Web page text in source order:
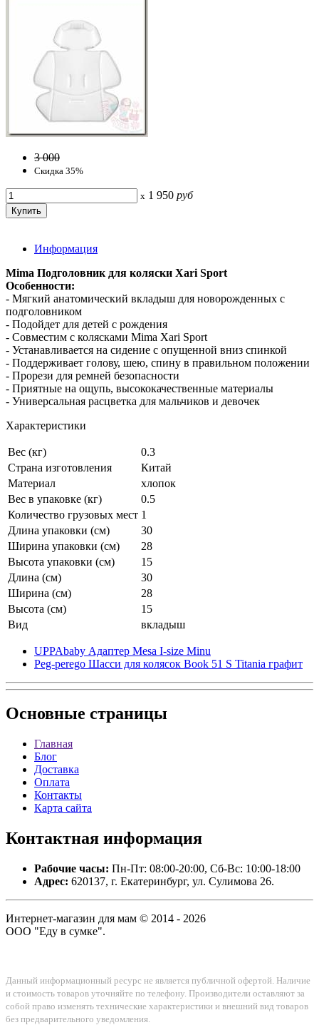
3 000
Скидка 35%
x 1 950 руб
Информация
Mima Подголовник для коляски Xari Sport
Особенности:
- Мягкий анатомический вкладыш для новорожденных с
подголовником
- Подойдет для детей с рождения
- Совместим с колясками Mima Xari Sport
- Устанавливается на сидение с опущенной вниз спинкой
- Поддерживает голову, шею, спину в правильном положении
- Прорези для ремней безопасности
- Приятные на ощупь, высококачественные материалы
- Универсальная расцветка для мальчиков и девочек
Характеристики
Вес (кг)
0.3
Страна изготовления
Китай
Материал
хлопок
Вес в упаковке (кг)
0.5
Количество грузовых мест 1
Длина упаковки (см)
30
Ширина упаковки (см)
28
Высота упаковки (см)
15
Длина (см)
30
Ширина (см)
28
Высота (см)
15
Вид
вкладыш
UPPAbaby Адаптер Mesa I-size Minu
Peg-perego Шасси для колясок Book 51 S Titania графит
Основные страницы
Главная
Блог
Доставка
Оплата
Контакты
Карта сайта
Контактная информация
Рабочие часы: Пн-Пт: 08:00-20:00, Сб-Вс: 10:00-18:00
Адрес: 620137, г. Екатеринбург, ул. Сулимова 26.
Интернет-магазин для мам © 2014 - 2026
ООО "Еду в сумке".
Данный информационный ресурс не является публичной офертой. Наличие
и стоимость товаров уточняйте по телефону. Производители оставляют за
собой право изменять технические характеристики и внешний вид товаров
без предварительного уведомления.